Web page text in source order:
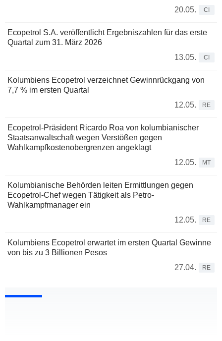
20.05.
CI
Ecopetrol S.A. veröffentlicht Ergebniszahlen für das erste
Quartal zum 31. März 2026
13.05.
CI
Kolumbiens Ecopetrol verzeichnet Gewinnrückgang von
7,7 % im ersten Quartal
12.05.
RE
Ecopetrol-Präsident Ricardo Roa von kolumbianischer
Staatsanwaltschaft wegen Verstößen gegen
Wahlkampfkostenobergrenzen angeklagt
12.05.
MT
Kolumbianische Behörden leiten Ermittlungen gegen
Ecopetrol-Chef wegen Tätigkeit als Petro-
Wahlkampfmanager ein
12.05.
RE
Kolumbiens Ecopetrol erwartet im ersten Quartal Gewinne
von bis zu 3 Billionen Pesos
27.04.
RE